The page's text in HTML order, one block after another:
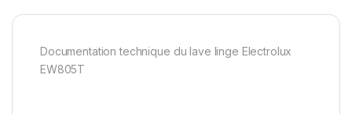
Documentation technique du lave linge Electrolux
EW805T